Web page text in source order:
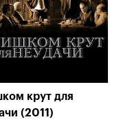
крут для
(2011)